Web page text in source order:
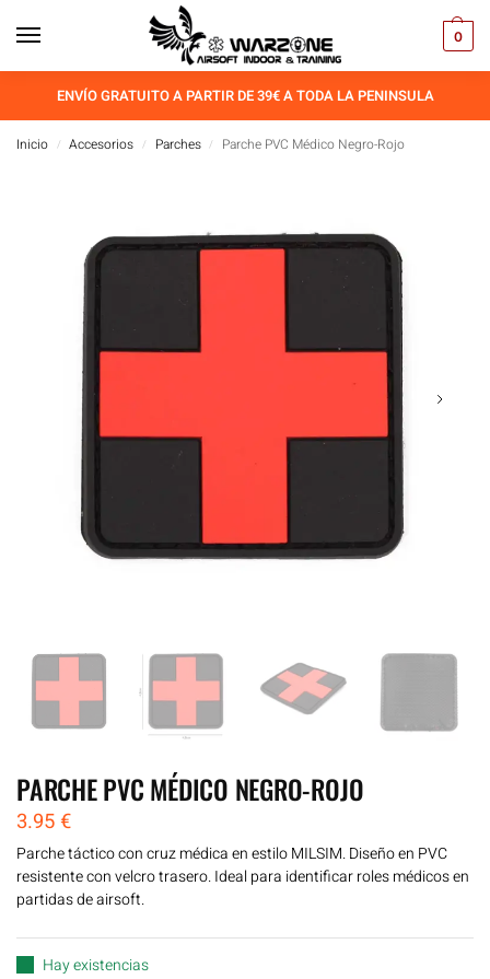
0
ENVÍO GRATUITO A PARTIR DE 39€ A TODA LA PENINSULA
Inicio / Accesorios / Parches / Parche PVC Médico Negro-Rojo
PARCHE PVC MÉDICO NEGRO-ROJO
3.95€
Parche táctico con cruz médica en estilo MILSIM. Diseño en PVC
resistente con velcro trasero. Ideal para identificar roles médicos en
partidas de airsoft.
Hay existencias